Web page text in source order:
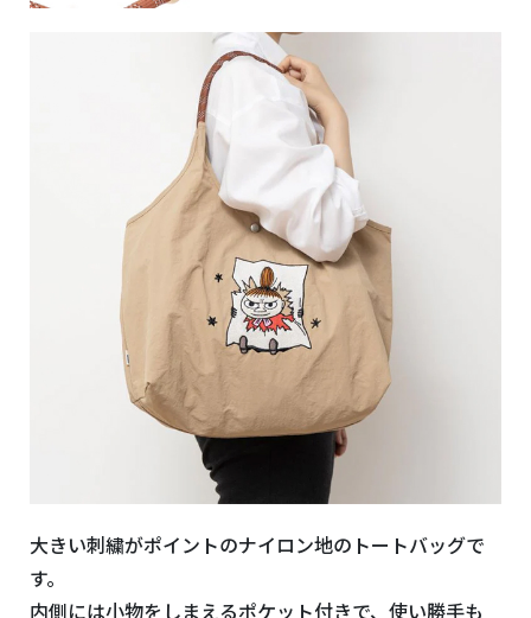
大きい刺繍がポイントのナイロン地のトートバッグで
す。
内側には小物をしまえるポケット付きで、使い勝手も